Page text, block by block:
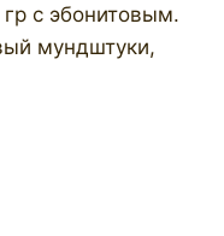
с эбонитовым.
мундштуки,